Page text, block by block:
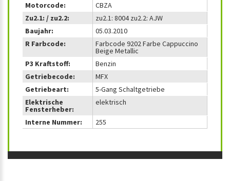
Motorcode:
CBZA
Zu2.1: / zu2.2:
zu2.1: 8004 zu2.2: AJW
Baujahr:
05.03.2010
R Farbcode:
Farbcode 9202 Farbe Cappuccino
Beige Metallic
P3 Kraftstoff:
Benzin
Getriebecode:
MFX
Getriebeart:
5-Gang Schaltgetriebe
Elektrische
Fensterheber:
elektrisch
Interne Nummer: 255